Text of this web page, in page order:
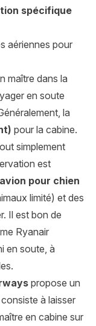
spécifique
aériennes pour
maître dans la
en soute
la
) pour la cabine.
simplement
est
pour chien
limité) et des
Il est bon de
Ryanair
en soute, à
propose un
à laisser
en cabine sur